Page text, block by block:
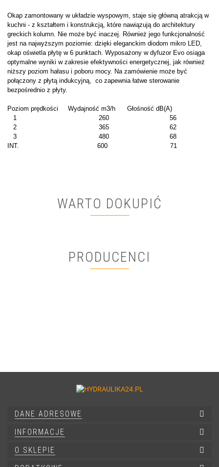
Okap zamontowany w układzie wyspowym, staje się główną atrakcją w
kuchni - z kształtem i konstrukcją, które nawiązują do architektury
greckich kolumn. Nie może być inaczej. Również jego funkcjonalność
jest na najwyższym poziomie: dzięki eleganckim diodom mikro LED,
okap oświetla płytę w 6 punktach. Wyposażony w dyfuzor Evo osiąga
optymalne wyniki w zakresie efektywności energetycznej, jak również
niższy poziom hałasu i poboru mocy. Na zamówienie może być
połączony z płytą indukcyjną, co zapewnia łatwe sterowanie
bezpośrednio z płyty.
Poziom prędkości Wydajność m3/h Głośność dB(A)
1 260 56
2 365 62
3 480 68
INT. 600 71
WARTO DOKUPIĆ
PRODUCENCI
DANE ADRESOWE
INFORMACJE
O SKLEPIE